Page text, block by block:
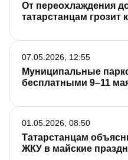
От переохлаждения
татарстанцам грозит
Муниципальные
бесплатными 9–11
07.05.2026, 12:55
Татарстанцам
ЖКУ в майские
01.05.2026, 08:50